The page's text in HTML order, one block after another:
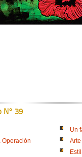
N° 39
Operación
Un
Arte